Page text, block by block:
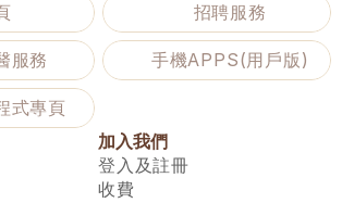
招聘服務
服務 手機APPS(用戶版)
式專頁
加入我們
登入及註冊
收費